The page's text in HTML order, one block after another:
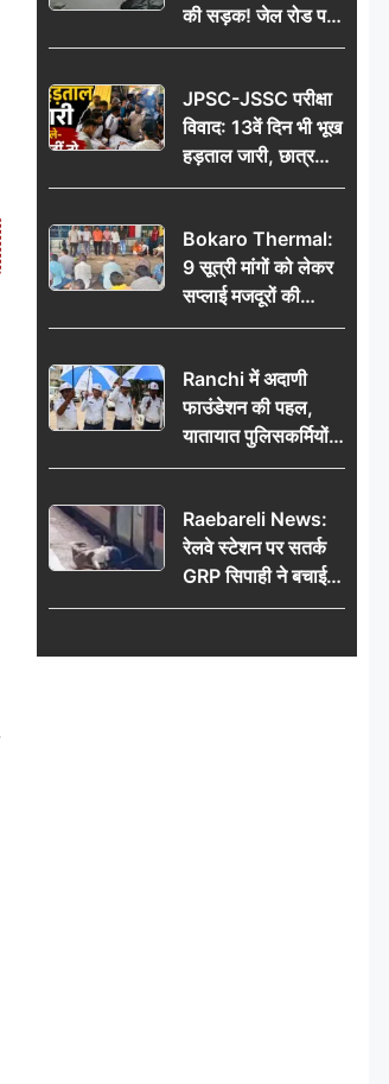
की सड़क! जेल रोड पर
गड्ढे ने खोली निर्माण
की उठी मांग
JPSC-JSSC परीक्षा
विवाद: 13वें दिन भी भूख
हड़ताल जारी, छात्र
बोले- जांच नहीं तो
Bokaro Thermal:
9 सूत्री मांगों को लेकर
सप्लाई मजदूरों की
हुंकार, 12 अगस्त के
Ranchi में अदाणी
फाउंडेशन की पहल,
यातायात पुलिसकर्मियों
को वितरित किए गए छाते
Raebareli News:
रेलवे स्टेशन पर सतर्क
GRP सिपाही ने बचाई
महिला की जान, चलती
हादसा टला; घटना